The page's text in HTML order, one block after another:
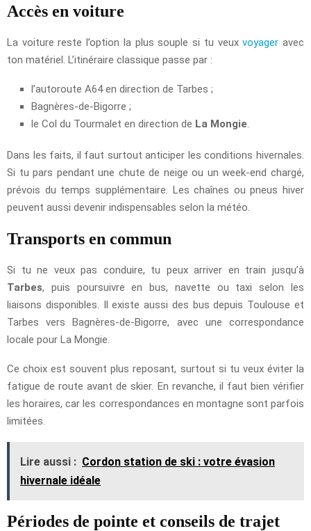
Accès en voiture
La voiture reste l’option la plus souple si tu veuxvoyager avec
ton matériel. L’itinéraire classique passe par :
l’autoroute A64 en direction de Tarbes ;
Bagnères-de-Bigorre ;
le Col du Tourmalet en direction de La Mongie
Dans les faits, il faut surtout anticiper les conditions hivernales.
Si tu pars pendant une chute de neige ou un week-end chargé,
prévois du temps supplémentaire. Les chaînes ou pneus hiver
peuvent aussi devenir indispensables selon la météo.
Transports en commun
Si tu ne veux pas conduire, tu peux arriver en train jusqu’à
Tarbes, puis poursuivre en bus, navette ou taxi selon les
liaisons disponibles. Il existe aussi des bus depuis Toulouse et
Tarbes vers Bagnères-de-Bigorre, avec une correspondance
locale pour La Mongie.
Ce choix est souvent plus reposant, surtout si tu veux éviter la
fatigue de route avant de skier. En revanche, il faut bien vérifier
les horaires, car les correspondances en montagne sont parfois
limitées.
Lire aussi : Cordon station de ski : votre évasion
hivernale idéale
Périodes de pointe et conseils de trajet